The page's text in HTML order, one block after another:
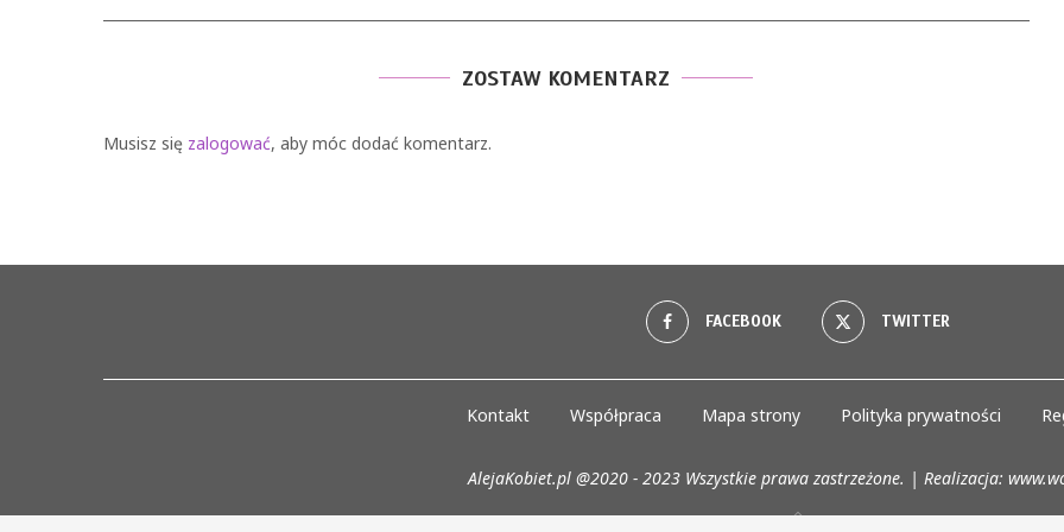
ZOSTAW KOMENTARZ
Musisz się zalogować, aby móc dodać komentarz.
FACEBOOK TWITTER
Kontakt Współpraca Mapa strony Polityka prywatności
AlejaKobiet.pl @2020 - 2023 Wszystkie prawa zastrzeżone. | Realizacja: